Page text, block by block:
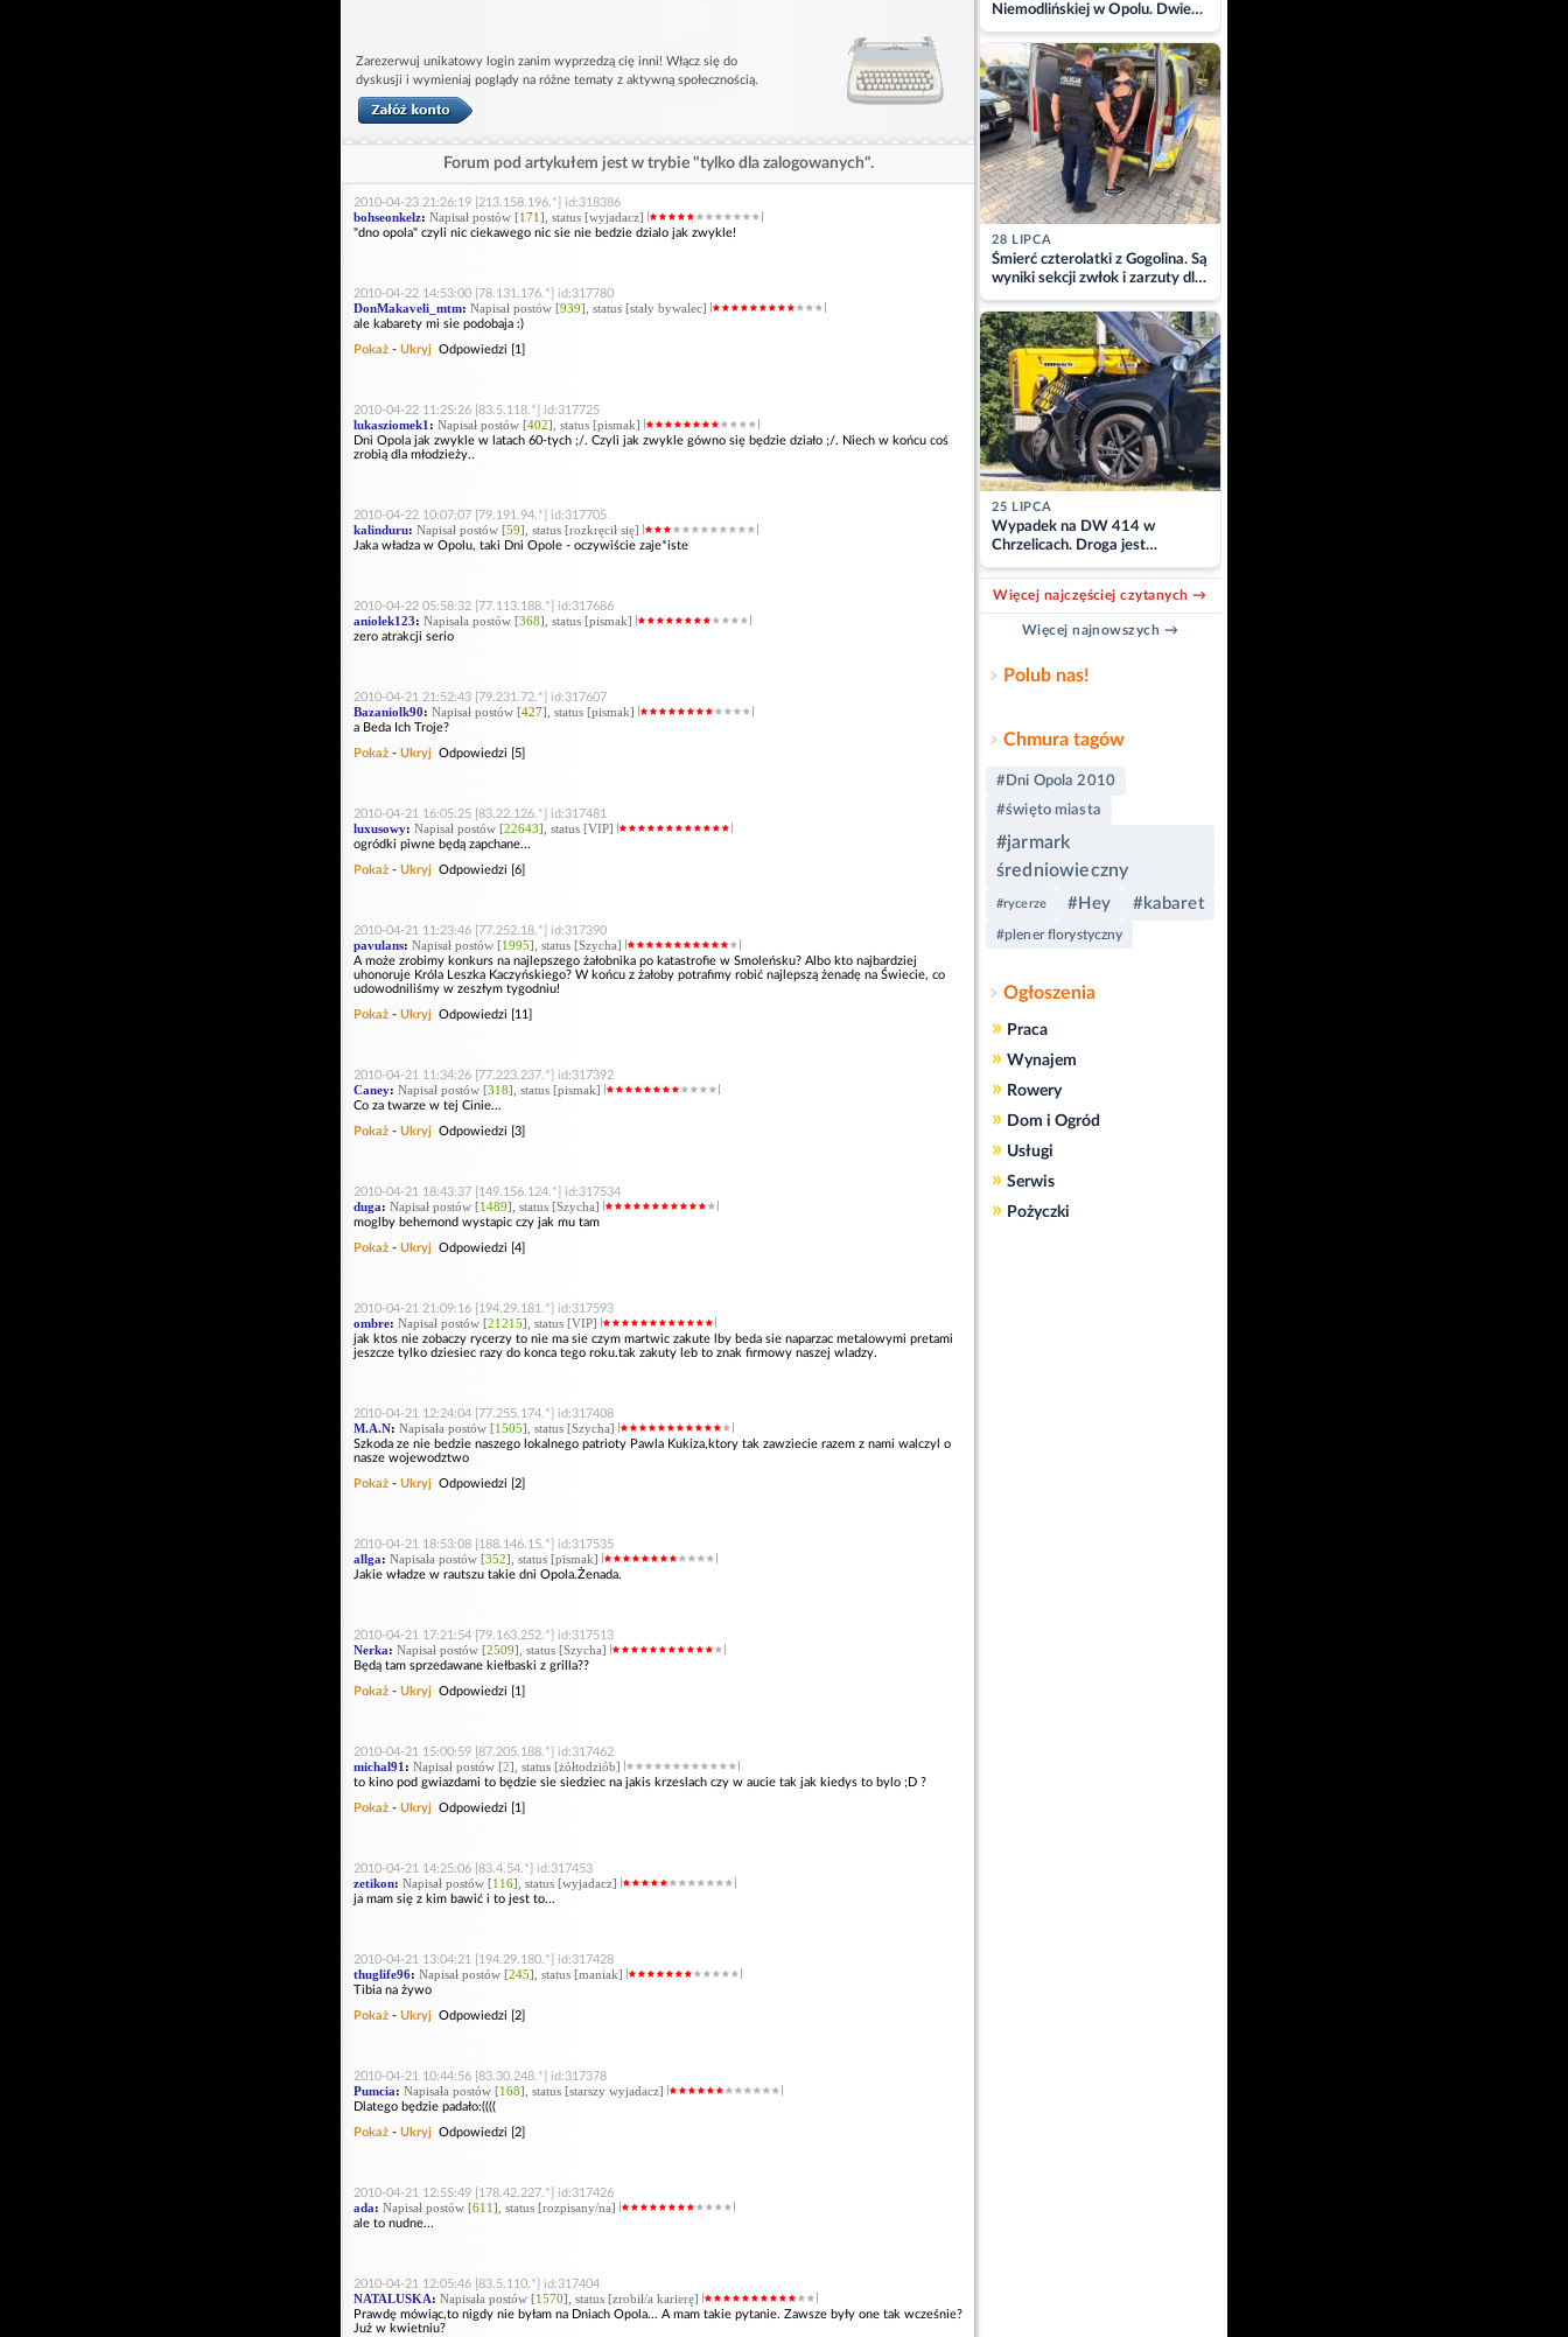
Zarezerwuj unikatowy login zanim wyprzedzą cię inni! Włącz się do
dyskusji i wymieniaj poglądy na różne tematy z aktywną społecznością.
Forum pod artykułem jest w trybie "tylko dla zalogowanych".
2010-04-23 21:26:19 [213.158.196.*] id:318386
bohseonkelz: Napisał postów [171], status [wyjadacz]
"dno opola" czyli nic ciekawego nic sie nie bedzie dzialo jak zwykle!
2010-04-22 14:53:00 [78.131.176.*] id:317780
DonMakaveli_mtm: Napisał postów [939], status [stały bywalec]
ale kabarety mi sie podobaja :)
Pokaż - Ukryj Odpowiedzi [1]
2010-04-22 11:25:26 [83.5.118.*] id:317725
lukasziomek1 : Napisał postów [402], status [pismak]
Dni Opola jak zwykle w latach 60-tych ;/. Czyli jak zwykle gówno się będzie działo ;/. Niech w końcu coś
zrobią dla młodzieży..
2010-04-22 10:07:07 [79.191.94.*] id:317705
kalinduru: Napisał postów [59], status [rozkręcił się]
Jaka władza w Opolu, taki Dni Opole - oczywiście zaje*iste
2010-04-22 05:58:32 [77.113.188.*] id:317686
aniolek123: Napisała postów [368], status [pismak]
zero atrakcji serio
2010-04-21 21:52:43 [79.231.72.*] id:317607
Bazaniolk90: Napisał postów [427], status [pismak]
a Beda Ich Troje?
Pokaż - Ukryj Odpowiedzi [5]
2010-04-21 16:05:25 [83.22.126.*] id:317481
luxusowy: Napisał postów [22643], status [VIP]
ogródki piwne będą zapchane...
Pokaż - Ukryj Odpowiedzi [6]
2010-04-21 11:23:46 [77.252.18.*] id:317390
pavulans: Napisał postów [1995], status [Szycha]
A może zrobimy konkurs na najlepszego żałobnika po katastrofie w Smoleńsku? Albo kto najbardziej
uhonoruje Króla Leszka Kaczyńskiego? W końcu z żałoby potrafimy robić najlepszą żenadę na Świecie, co
udowodniliśmy w zeszłym tygodniu!
Pokaż - Ukryj Odpowiedzi [11]
2010-04-21 11:34:26 [77.223.237.*] id:317392
Caney: Napisał postów [318], status [pismak]
Co za twarze w tej Cinie...
Pokaż - Ukryj Odpowiedzi [3]
2010-04-21 18:43:37 [149.156.124.*] id:317534
duga: Napisał postów [1489], status [Szycha]
moglby behemond wystapic czy jak mu tam
Pokaż - Ukryj Odpowiedzi [4]
2010-04-21 21:09:16 [194.29.181.*] id:317593
ombre: Napisał postów [21215], status [VIP]
jak ktos nie zobaczy rycerzy to nie ma sie czym martwic zakute lby beda sie naparzac metalowymi pretami
jeszcze tylko dziesiec razy do konca tego roku.tak zakuty leb to znak firmowy naszej wladzy.
2010-04-21 12:24:04 [77.255.174.*] id:317408
M.A.N: Napisała postów [1505], status [Szycha]
Szkoda ze nie bedzie naszego lokalnego patrioty Pawla Kukiza,ktory tak zawziecie razem z nami walczyl o
nasze wojewodztwo
Pokaż - Ukryj Odpowiedzi [2]
2010-04-21 18:53:08 [188.146.15.*] id:317535
allga: Napisała postów [352], status [pismak]
Jakie władze w rautszu takie dni Opola.Żenada.
2010-04-21 17:21:54 [79.163.252.*] id:317513
Nerka: Napisał postów [2509], status [Szycha]
Będą tam sprzedawane kiełbaski z grilla??
Pokaż - Ukryj Odpowiedzi [1]
2010-04-21 15:00:59 [87.205.188.*] id:317462
michal91 : Napisał postów [2], status [żółtodziób]
to kino pod gwiazdami to będzie sie siedziec na jakis krzeslach czy w aucie tak jak kiedys to bylo ;D ?
Pokaż - Ukryj Odpowiedzi [1]
2010-04-21 14:25:06 [83.4.54.*] id:317453
zetikon: Napisał postów [116], status [wyjadacz]
ja mam się z kim bawić i to jest to...
2010-04-21 13:04:21 [194.29.180.*] id:317428
thuglife96: Napisał postów [245], status [maniak]
Tibia na żywo
Pokaż - Ukryj Odpowiedzi [2]
2010-04-21 10:44:56 [83.30.248.*] id:317378
Pumcia: Napisała postów [168], status [starszy wyjadacz]
Dlatego będzie padało:((((
Pokaż - Ukryj Odpowiedzi [2]
2010-04-21 12:55:49 [178.42.227.*] id:317426
ada: Napisał postów [611], status [rozpisany/na]
ale to nudne...
2010-04-21 12:05:46 [83.5.110.*] id:317404
NATALUSKA: Napisała postów [1570], status [zrobił/a karierę]
Prawdę mówiąc,to nigdy nie byłam na Dniach Opola... A mam takie pytanie. Zawsze były one tak wcześnie?
Już w kwietniu?
Niemodlińskiej w Opolu. Dwie
osoby w szpitalu
28 LIPCA
Śmierć czterolatki z Gogolina. Są
wyniki sekcji zwłok i zarzuty dla
matki
25 LIPCA
Wypadek na DW 414 w
Chrzelicach. Droga jest
zablokowana
Więcej najczęściej czytanych →
Więcej najnowszych →
Polub nas!
Chmura tagów
#Dni Opola 2010
#święto miasta
#jarmark
średniowieczny
#rycerze #Hey #kabaret
#plener florystyczny
Ogłoszenia
» Praca
» Wynajem
» Rowery
» Dom i Ogród
» Usługi
» Serwis
» Pożyczki